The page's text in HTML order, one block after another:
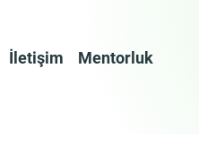
İletişim Mentorluk